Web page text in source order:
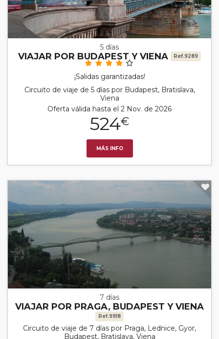
5 días
VIAJAR POR BUDAPEST Y VIENA Ref.9289
¡Salidas garantizadas!
Circuito de viaje de 5 días por Budapest, Bratislava,
Viena
Oferta válida hasta el 2 Nov. de 2026
524€
MÁS INFO
7 días
VIAJAR POR PRAGA, BUDAPEST Y VIENA
Ref.9918
Circuito de viaje de 7 días por Praga, Lednice, Gyor,
Budapest, Bratislava, Viena